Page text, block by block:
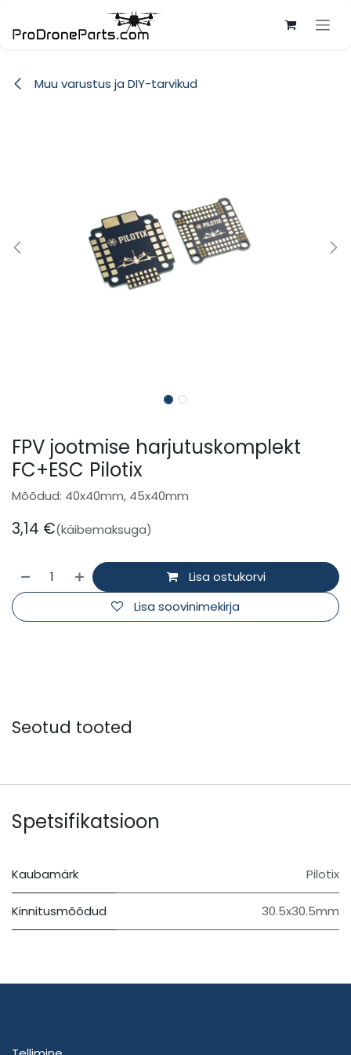
Muu varustus ja DIY-tarvikud
FPV jootmise harjutuskomplekt
FC+ESC Pilotix
Mõõdud: 40x40mm, 45x40mm
3,14 €(käibemaksuga)
Lisa ostukorvi
Lisa soovinimekirja
Seotud tooted
Spetsifikatsioon
Kaubamärk Pilotix
Kinnitusmõõdud 30.5x30.5mm